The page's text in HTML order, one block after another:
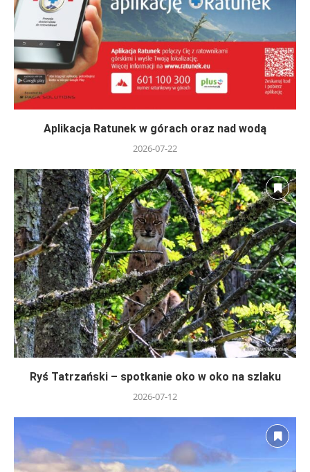
Aplikacja Ratunek w górach oraz nad wodą
2026-07-22
Ryś Tatrzański – spotkanie oko w oko na szlaku
2026-07-12